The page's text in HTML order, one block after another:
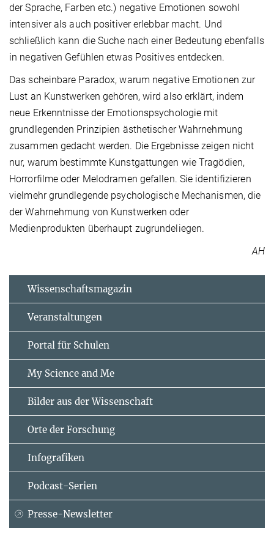
der Sprache, Farben etc.) negative Emotionen sowohl
intensiver als auch positiver erlebbar macht. Und
schließlich kann die Suche nach einer Bedeutung ebenfalls
in negativen Gefühlen etwas Positives entdecken.
Das scheinbare Paradox, warum negative Emotionen zur
Lust an Kunstwerken gehören, wird also erklärt, indem
neue Erkenntnisse der Emotionspsychologie mit
grundlegenden Prinzipien ästhetischer Wahrnehmung
zusammen gedacht werden. Die Ergebnisse zeigen nicht
nur, warum bestimmte Kunstgattungen wie Tragödien,
Horrorfilme oder Melodramen gefallen. Sie identifizieren
vielmehr grundlegende psychologische Mechanismen, die
der Wahrnehmung von Kunstwerken oder
Medienprodukten überhaupt zugrundeliegen.
AH
Wissenschaftsmagazin
Veranstaltungen
Portal für Schulen
My Science and Me
Bilder aus der Wissenschaft
Orte der Forschung
Infografiken
Podcast-Serien
Presse-Newsletter